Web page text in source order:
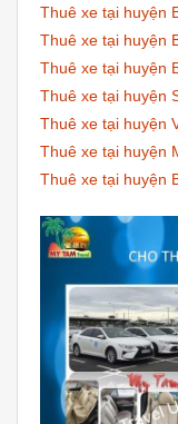
Thuê xe tại huyện
Thuê xe tại huyện
Thuê xe tại huyện
Thuê xe tại huyện
Thuê xe tại huyện
Thuê xe tại huyện
Thuê xe tại huyện